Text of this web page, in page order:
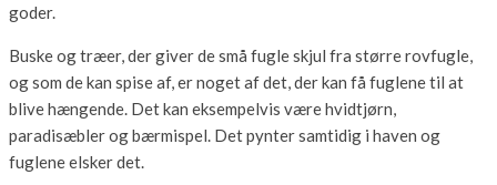
goder.
Buske og træer, der giver de små fugle skjul fra større rovfugle,
og som de kan spise af, er noget af det, der kan få fuglene til at
blive hængende. Det kan eksempelvis være hvidtjørn,
paradisæbler og bærmispel. Det pynter samtidig i haven og
fuglene elsker det.